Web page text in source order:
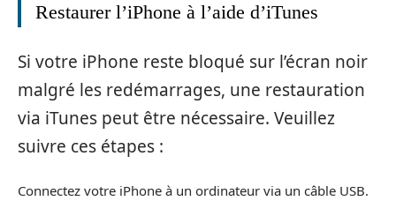
Restaurer l’iPhone à l’aide d’iTunes
Si votre iPhone reste bloqué sur l’écran noir
malgré les redémarrages, une restauration
via iTunes peut être nécessaire. Veuillez
suivre ces étapes :
Connectez votre iPhone à un ordinateur via un câble USB.